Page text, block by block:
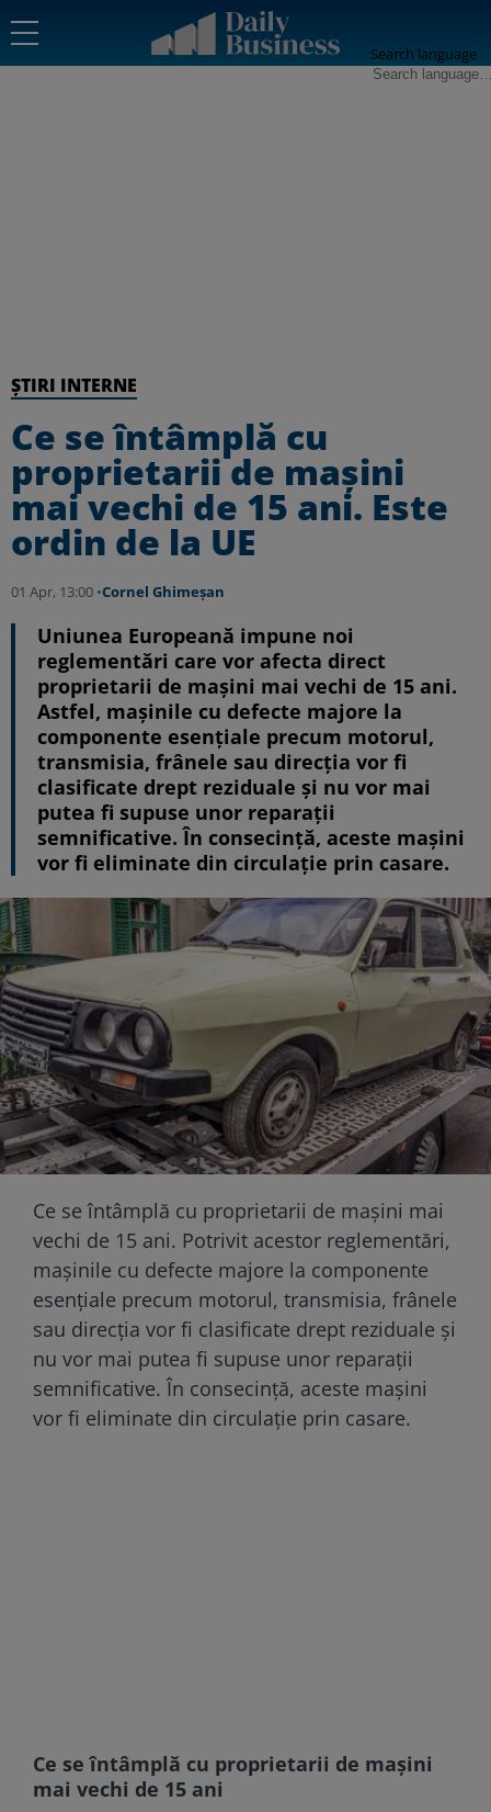
Search language
ȘTIRI INTERNE
Ce se întâmplă cu
proprietarii de maşini
mai vechi de 15 ani. Este
ordin de la UE
01 Apr, 13:00 •Cornel Ghimeșan
Uniunea Europeană impune noi
reglementări care vor afecta direct
proprietarii de mașini mai vechi de 15 ani.
Astfel, mașinile cu defecte majore la
componente esențiale precum motorul,
transmisia, frânele sau direcția vor fi
clasificate drept reziduale și nu vor mai
putea fi supuse unor reparații
semnificative. În consecință, aceste mașini
vor fi eliminate din circulație prin casare.
Ce se întâmplă cu proprietarii de maşini mai
vechi de 15 ani. Potrivit acestor reglementări,
mașinile cu defecte majore la componente
esențiale precum motorul, transmisia, frânele
sau direcția vor fi clasificate drept reziduale și
nu vor mai putea fi supuse unor reparații
semnificative. În consecință, aceste mașini
vor fi eliminate din circulație prin casare.
Ce se întâmplă cu proprietarii de maşini
mai vechi de 15 ani